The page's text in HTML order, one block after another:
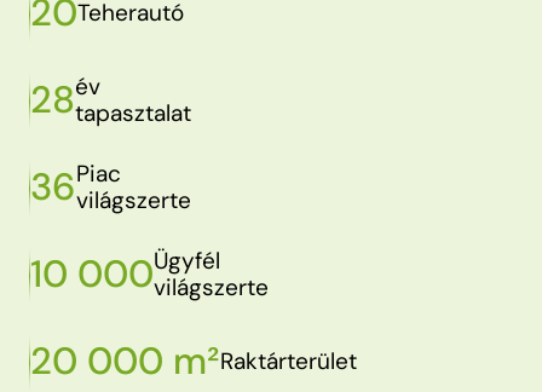
20Teherautó
28év
tapasztalat
36Piac
világszerte
10 000Ügyfél
világszerte
20 000 m²Raktárterület